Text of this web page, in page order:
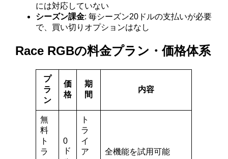
には対応していない
シーズン課金: 毎シーズン20ドルの支払いが必要
で、買い切りオプションはなし
Race RGBの料金プラン・価格体系
プ
ラ
ン
価
格
期
間
内容
無
料
ト
ラ
0
ド
ト
ラ
イ
ア
全機能を試用可能